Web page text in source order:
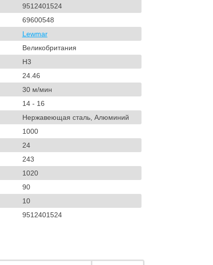
9512401524
69600548
Lewmar
Великобритания
H3
24.46
30 м/мин
14 - 16
Нержавеющая сталь, Алюминий
1000
24
243
1020
90
10
9512401524